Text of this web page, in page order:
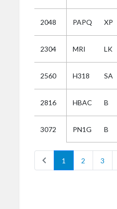
2048 PAPQ XP
2304 MRI LK
2560 H318 SA
2816 HBAC B
3072 PN1G B
chevron_left 1 2 3